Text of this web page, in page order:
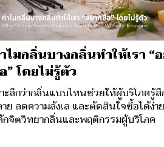
ไมกลิ่นบางกลิ่นทำให้เรา “
” โดยไม่รู้ตัว
ะลึกว่ากลิ่นแบบไหนช่วยให้ผู้บริโภครู้
ย ลดความลังเล และตัดสินใจซื้อได้ง่
จิตวิทยากลิ่นและพฤติกรรมผู้บริโภค